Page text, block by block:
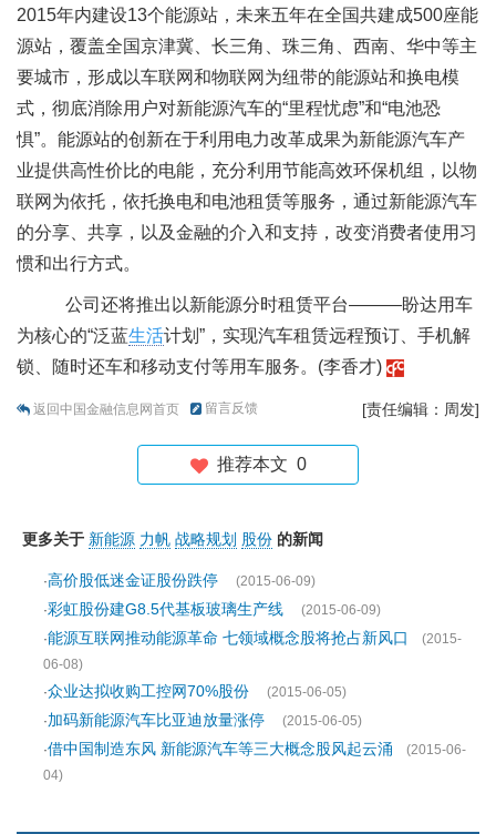
2015年内建设13个能源站，未来五年在全国共建成500座能
源站，覆盖全国京津冀、长三角、珠三角、西南、华中等主
要城市，形成以车联网和物联网为纽带的能源站和换电模
式，彻底消除用户对新能源汽车的“里程忧虑”和“电池恐
惧”。能源站的创新在于利用电力改革成果为新能源汽车产
业提供高性价比的电能，充分利用节能高效环保机组，以物
联网为依托，依托换电和电池租赁等服务，通过新能源汽车
的分享、共享，以及金融的介入和支持，改变消费者使用习
惯和出行方式。
公司还将推出以新能源分时租赁平台———盼达用车
为核心的“泛蓝生活计划”，实现汽车租赁远程预订、手机解
锁、随时还车和移动支付等用车服务。(李香才)
返回中国金融信息网首页 留言反馈 [责任编辑：周发]
推荐本文 0
更多关于 新能源 力帆 战略规划 股份 的新闻
·高价股低迷金证股份跌停
(2015-06-09)
·彩虹股份建G8.5代基板玻璃生产线
(2015-06-09)
·能源互联网推动能源革命 七领域概念股将抢占新风口
(2015-
06-08)
·众业达拟收购工控网70%股份
(2015-06-05)
·加码新能源汽车比亚迪放量涨停
(2015-06-05)
·借中国制造东风 新能源汽车等三大概念股风起云涌
(2015-06-
04)